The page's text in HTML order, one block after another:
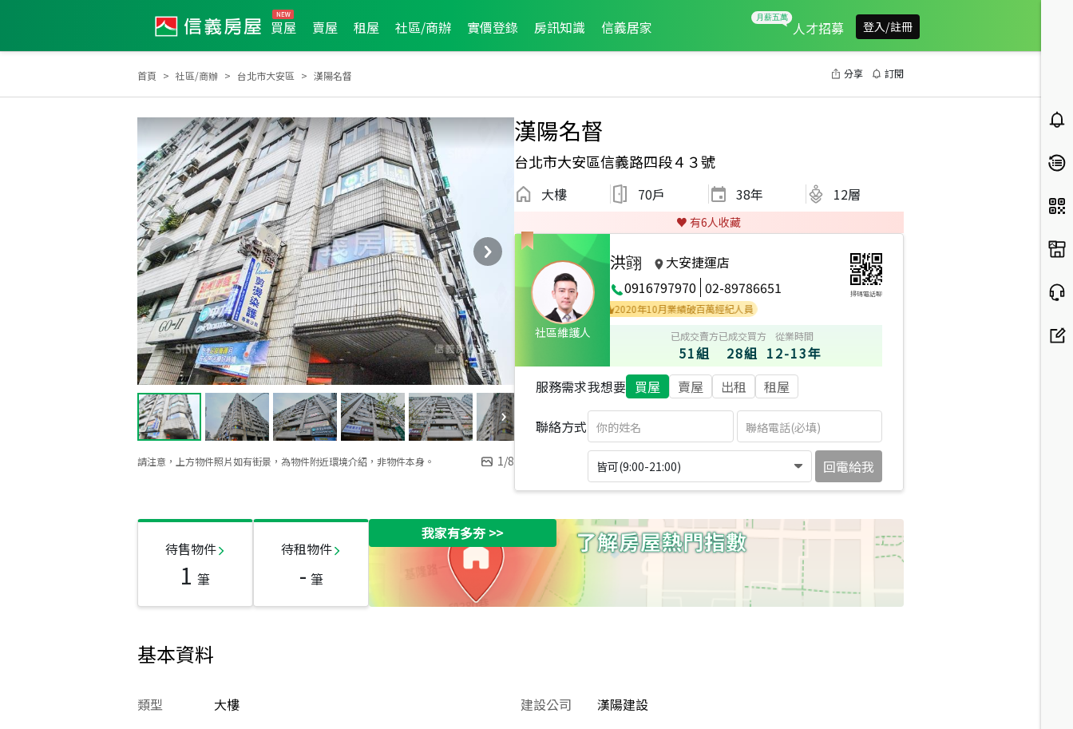
買屋 賣屋 租屋 社區/商辦 實價登錄 房訊知識 信義居家 人才招募 登入/註冊
首頁 社區/商辦 台北市大安區 漢陽名督 分享 訂閱
請注意，上方物件照片如有街景，為物件附近環境介紹，非物件本身。 1/8
漢陽名督
台北市大安區信義路四段４３號
大樓 70戶 38年 12層
♥️ 有6人收藏
社區維護人
洪翧
大安捷運店
0916797970 02-89786651 掃碼電話聊
2024年4月龍虎榜 2023年10月龍虎榜 2020年業績破千萬經紀人員 2020年11月區業績TOP1
2020年10月業績破百萬經紀人員
已成交賣方
51組
已成交買方
28組
從業時間
12-13年
服務需求我想要 買屋 賣屋 出租 租屋
聯絡方式
皆可(9:00-21:00) 回電給我
待售物件
1 筆
待租物件
- 筆
我家有多夯>>
基本資料
類型
大樓
建設公司
漢陽建設